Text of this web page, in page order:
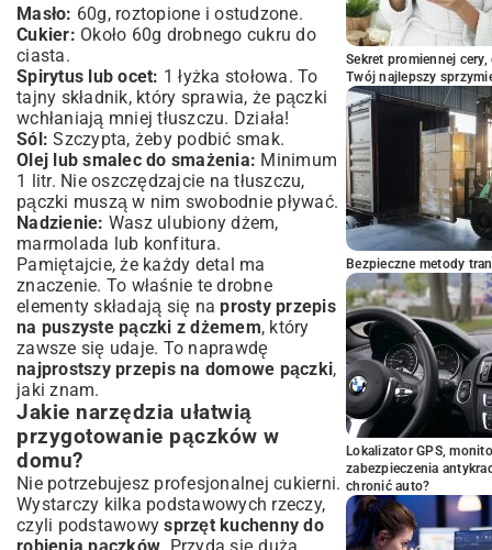
Podsumowanie: Smak sukcesu w kuchni
– zrób pączki jak profesjonalista!
Masło: 60g, roztopione i ostudzone.
Cukier: Około 60g drobnego cukru do
ciasta.
Spirytus lub ocet: 1 łyżka stołowa. To
tajny składnik, który sprawia, że pączki
wchłaniają mniej tłuszczu. Działa!
Sól: Szczypta, żeby podbić smak.
Olej lub smalec do smażenia: Minimum
1 litr. Nie oszczędzajcie na tłuszczu,
pączki muszą w nim swobodnie pływać.
Nadzienie: Wasz ulubiony dżem,
marmolada lub konfitura.
Pamiętajcie, że każdy detal ma
znaczenie. To właśnie te drobne
elementy składają się naprosty przepis
na puszyste pączki z dżemem, który
zawsze się udaje. To naprawdę
najprostszy przepis na domowe pączki,
jaki znam.
Jakie narzędzia ułatwią
przygotowanie pączków w
domu?
Nie potrzebujesz profesjonalnej cukierni.
Wystarczy kilka podstawowych rzeczy,
czyli podstawowysprzęt kuchenny do
Sekret promiennej
Twój najlepszy
Bezpieczne metody
Lokalizator GPS,
zabezpieczenia
chronić auto?